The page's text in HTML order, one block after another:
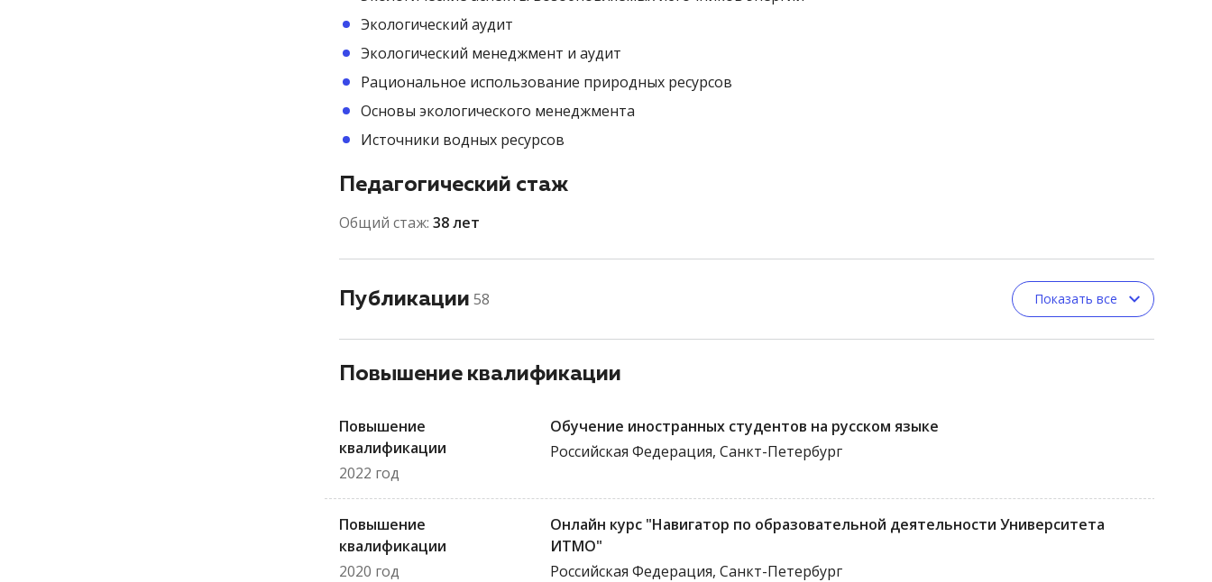
Экологический аудит
Экологический менеджмент и аудит
Рациональное использование природных ресурсов
Основы экологического менеджмента
Источники водных ресурсов
Педагогический стаж
Общий стаж: 38 лет
Публикации 58 Показать все
Повышение квалификации
Повышение
квалификации
2022 год
Обучение иностранных студентов на русском языке
Российская Федерация, Санкт-Петербург
Повышение
квалификации
2020 год
Онлайн курс "Навигатор по образовательной деятельности Университета
ИТМО"
Российская Федерация, Санкт-Петербург